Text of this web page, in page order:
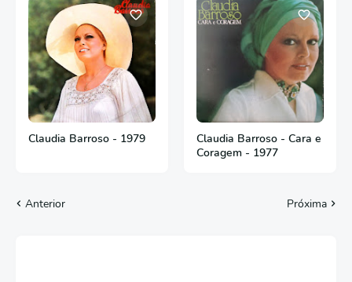
Claudia Barroso - 1979
Claudia Barroso - Cara e
Coragem - 1977
Anterior Próxima